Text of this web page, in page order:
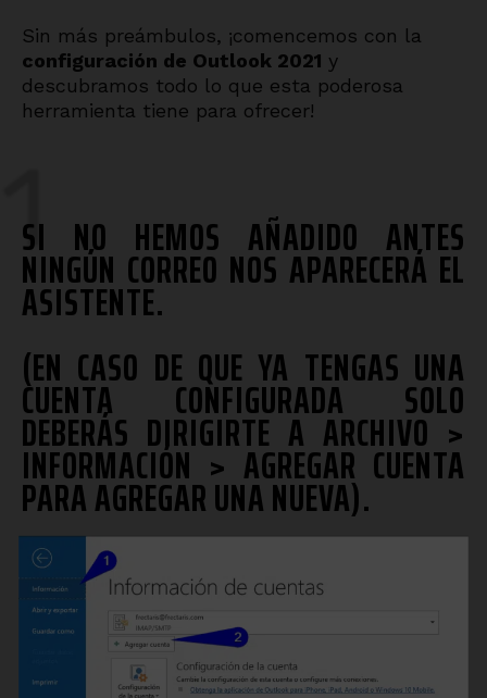
Sin más preámbulos, ¡comencemos con la
configuración de Outlook 2021 y
descubramos todo lo que esta poderosa
herramienta tiene para ofrecer!
1
SI NO HEMOS AÑADIDO ANTES
NINGÚN CORREO NOS APARECERÁ EL
ASISTENTE.
(EN CASO DE QUE YA TENGAS UNA
CUENTA CONFIGURADA SOLO
DEBERÁS DIRIGIRTE A ARCHIVO >
INFORMACIÓN > AGREGAR CUENTA
PARA AGREGAR UNA NUEVA).